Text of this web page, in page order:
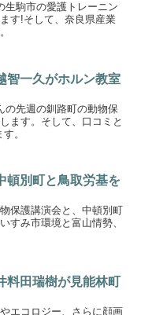
生駒市の愛護トレーニン
す!そして、奈良県産業
智一久がホルン教室
の先週の釧路町の動物保
ます。そして、口コミと
。
頓別町と鳥取労基を
保護講演会と、中頓別町
すみ市環境と富山情勢、
料田瑞樹が見能林町
エコロジー、さらに顔画